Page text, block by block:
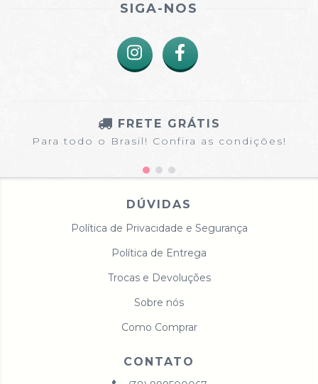
SIGA-NOS
FRETE GRÁTIS
Para todo o Brasil! Confira as condições!
DÚVIDAS
Política de Privacidade e Segurança
Política de Entrega
Trocas e Devoluções
Sobre nós
Como Comprar
CONTATO